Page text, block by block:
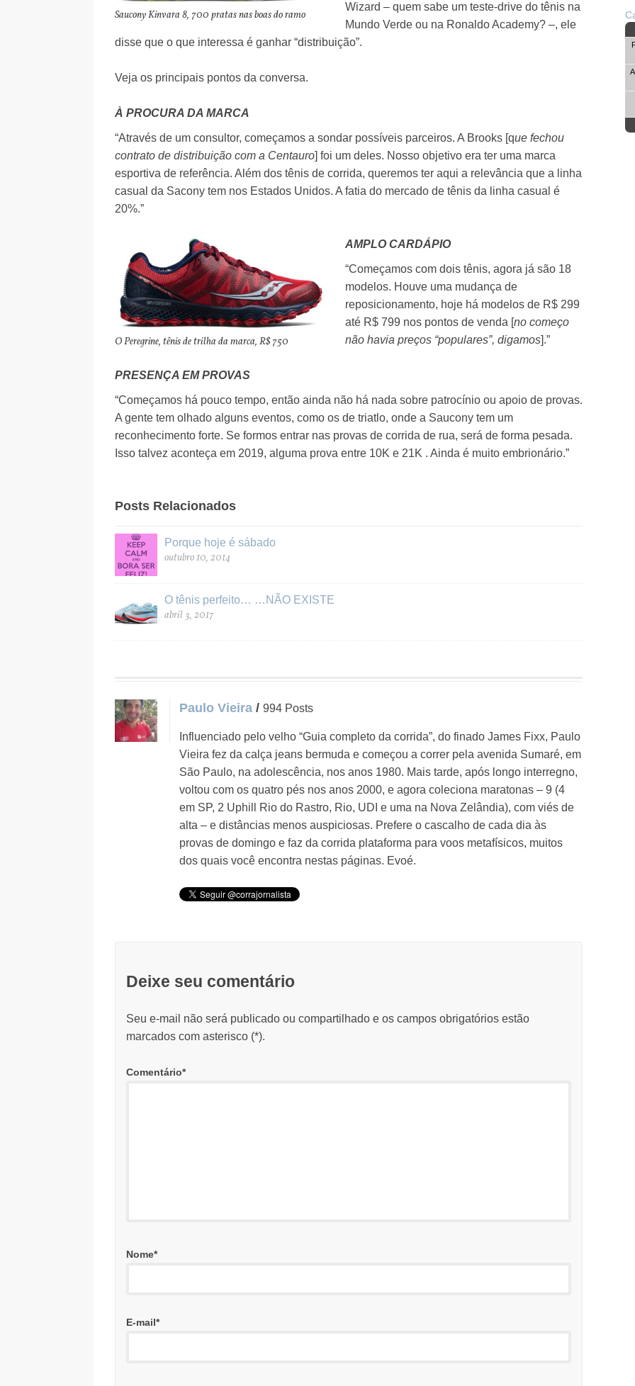
Saucony Kinvara 8, 700 pratas nas boas do ramo
Wizard – quem sabe um teste-drive do tênis na
Mundo Verde ou na Ronaldo Academy? –, ele
disse que o que interessa é ganhar “distribuição”.
Veja os principais pontos da conversa.
À PROCURA DA MARCA
“Através de um consultor, começamos a sondar possíveis parceiros. A Brooks [que fechou
contrato de distribuição com a Centauro] foi um deles. Nosso objetivo era ter uma marca
esportiva de referência. Além dos tênis de corrida, queremos ter aqui a relevância que a linha
casual da Sacony tem nos Estados Unidos. A fatia do mercado de tênis da linha casual é
20%.”
O Peregrine, tênis de trilha da marca, R$ 750
AMPLO CARDÁPIO
“Começamos com dois tênis, agora já são 18
modelos. Houve uma mudança de
reposicionamento, hoje há modelos de R$ 299
até R$ 799 nos pontos de venda [no começo
não havia preços “populares”, digamos].”
PRESENÇA EM PROVAS
“Começamos há pouco tempo, então ainda não há nada sobre patrocínio ou apoio de provas.
A gente tem olhado alguns eventos, como os de triatlo, onde a Saucony tem um
reconhecimento forte. Se formos entrar nas provas de corrida de rua, será de forma pesada.
Isso talvez aconteça em 2019, alguma prova entre 10K e 21K . Ainda é muito embrionário.”
Posts Relacionados
Porque hoje é sábado
outubro 10, 2014
O tênis perfeito… …NÃO EXISTE
abril 3, 2017
Paulo Vieira / 994 Posts
Influenciado pelo velho “Guia completo da corrida”, do finado James Fixx, Paulo
Vieira fez da calça jeans bermuda e começou a correr pela avenida Sumaré, em
São Paulo, na adolescência, nos anos 1980. Mais tarde, após longo interregno,
voltou com os quatro pés nos anos 2000, e agora coleciona maratonas – 9 (4
em SP, 2 Uphill Rio do Rastro, Rio, UDI e uma na Nova Zelândia), com viés de
alta – e distâncias menos auspiciosas. Prefere o cascalho de cada dia às
provas de domingo e faz da corrida plataforma para voos metafísicos, muitos
dos quais você encontra nestas páginas. Evoé.
Deixe seu comentário
Seu e-mail não será publicado ou compartilhado e os campos obrigatórios estão
marcados com asterisco (*).
Comentário*
Nome*
E-mail*